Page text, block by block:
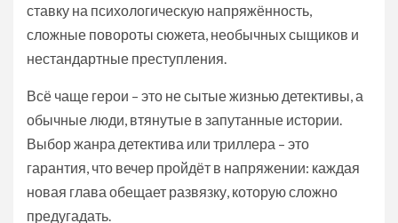
ставку на психологическую напряжённость,
сложные повороты сюжета, необычных сыщиков и
нестандартные преступления.
Всё чаще герои – это не сытые жизнью детективы, а
обычные люди, втянутые в запутанные истории.
Выбор жанра детектива или триллера – это
гарантия, что вечер пройдёт в напряжении: каждая
новая глава обещает развязку, которую сложно
предугадать.